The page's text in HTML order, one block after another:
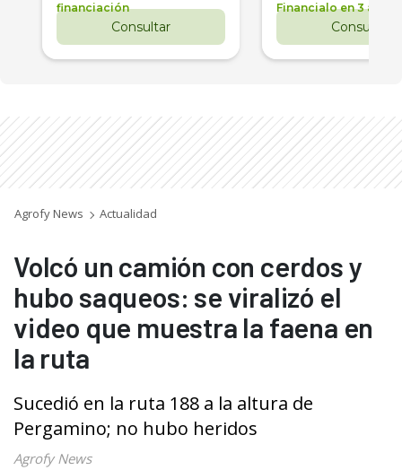
financiación
Consultar
Financialo en 3 años
Consultar
Agrofy News Actualidad
Volcó un camión con cerdos y
hubo saqueos: se viralizó el
video que muestra la faena en
la ruta
Sucedió en la ruta 188 a la altura de
Pergamino; no hubo heridos
Agrofy News